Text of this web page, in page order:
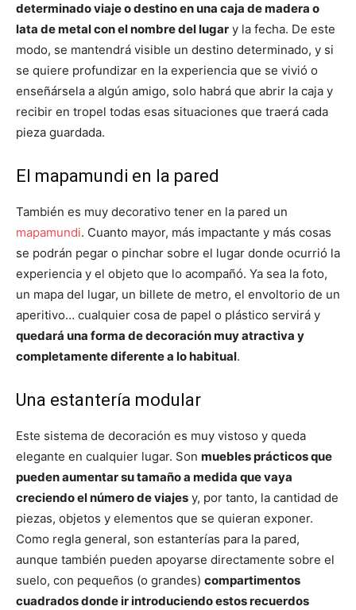
determinado viaje o destino en una caja de madera o
lata de metal con el nombre del lugar y la fecha. De este
modo, se mantendrá visible un destino determinado, y si
se quiere profundizar en la experiencia que se vivió o
enseñársela a algún amigo, solo habrá que abrir la caja y
recibir en tropel todas esas situaciones que traerá cada
pieza guardada.
El mapamundi en la pared
También es muy decorativo tener en la pared un
mapamundi. Cuanto mayor, más impactante y más cosas
se podrán pegar o pinchar sobre el lugar donde ocurrió la
experiencia y el objeto que lo acompañó. Ya sea la foto,
un mapa del lugar, un billete de metro, el envoltorio de un
aperitivo… cualquier cosa de papel o plástico servirá y
quedará una forma de decoración muy atractiva y
completamente diferente a lo habitual.
Una estantería modular
Este sistema de decoración es muy vistoso y queda
elegante en cualquier lugar. Son muebles prácticos que
pueden aumentar su tamaño a medida que vaya
creciendo el número de viajes y, por tanto, la cantidad de
piezas, objetos y elementos que se quieran exponer.
Como regla general, son estanterías para la pared,
aunque también pueden apoyarse directamente sobre el
suelo, con pequeños (o grandes) compartimentos
cuadrados donde ir introduciendo estos recuerdos